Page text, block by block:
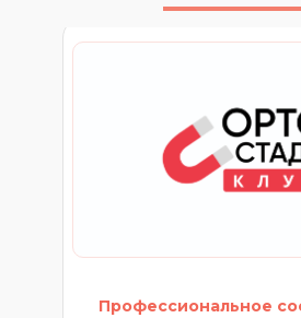
Профессиональное